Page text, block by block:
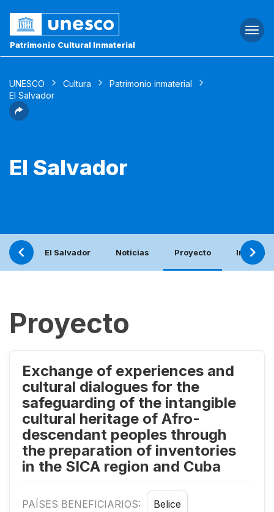
Patrimonio Cultural Inmaterial
UNESCO Cultura
Patrimonio inmaterial
El Salvador
El Salvador
El Salvador Noticias Proyecto Informe
Proyecto
Exchange of experiences and
cultural dialogues for the
safeguarding of the intangible
cultural heritage of Afro-
descendant peoples through
the preparation of inventories
in the SICA region and Cuba
PAÍSES BENEFICIARIOS: Belice